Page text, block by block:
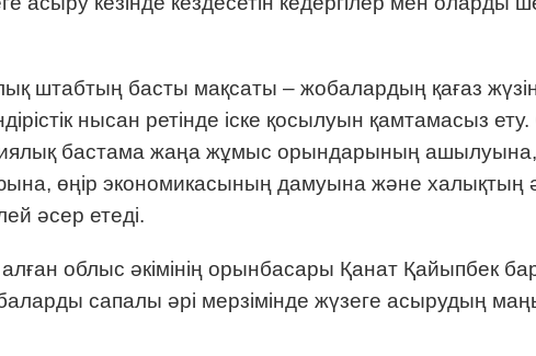
штабтың басты мақсаты – жобалардың қағаз
нысан ретінде іске қосылуын қамтамасыз ету.
бастама жаңа жұмыс орындарының
өңір экономикасының дамуына және
әсер етеді.
облыс әкімінің орынбасары Қанат Қайыпбек
сапалы әрі мерзімінде жүзеге асырудың